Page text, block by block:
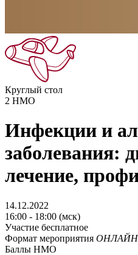
Круглый стол
2 НМО
Инфекции и
заболевания:
лечение,
14.12.2022
16:00 - 18:00 (мск)
Участие бесплатное
Формат мероприятия ОНЛАЙН
Баллы НМО